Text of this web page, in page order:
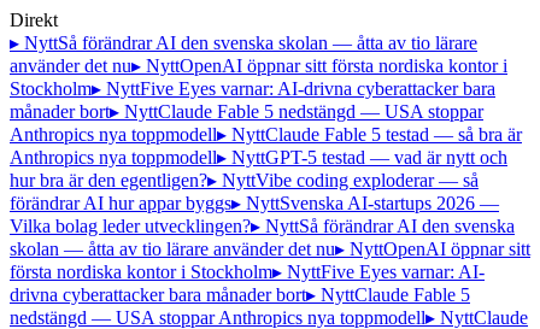
Direkt
▸ NyttSå förändrar AI den svenska skolan — åtta av tio lärare
använder det nu▸ NyttOpenAI öppnar sitt första nordiska kontor i
Stockholm▸ NyttFive Eyes varnar: AI-drivna cyberattacker bara
månader bort▸ NyttClaude Fable 5 nedstängd — USA stoppar
Anthropics nya toppmodell▸ NyttClaude Fable 5 testad — så bra är
Anthropics nya toppmodell▸ NyttGPT-5 testad — vad är nytt och
hur bra är den egentligen?▸ NyttVibe coding exploderar — så
förändrar AI hur appar byggs▸ NyttSvenska AI-startups 2026 —
Vilka bolag leder utvecklingen?▸ NyttSå förändrar AI den svenska
skolan — åtta av tio lärare använder det nu▸ NyttOpenAI öppnar sitt
första nordiska kontor i Stockholm▸ NyttFive Eyes varnar: AI-
drivna cyberattacker bara månader bort▸ NyttClaude Fable 5
nedstängd — USA stoppar Anthropics nya toppmodell▸ NyttClaude